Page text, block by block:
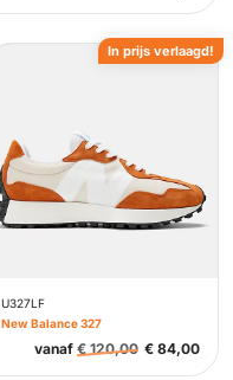
U327LF
New Balance 327
vanaf €120,00 € 84,00
In prijs verlaagd!